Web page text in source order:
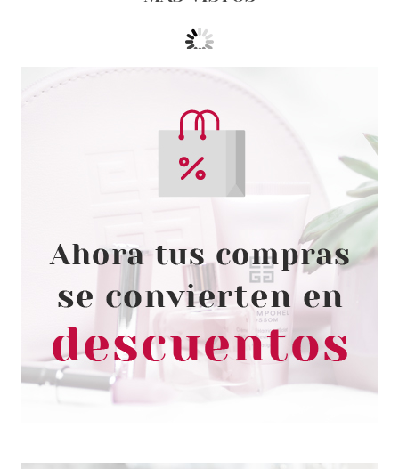
BABARIA
BABARIA CREMA
REGENERADORA 9 EFECTOS
VITAL SKIN STOP ARRUGAS
ROSA MOSQUETA 50ML
desde
9.75€